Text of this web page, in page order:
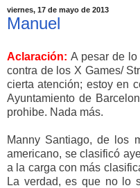
viernes, 17 de mayo de 2013
Manuel
Aclaración:A pesar de
contra de los X Games/
cierta atención; estoy en
Ayuntamiento de
prohibe. Nada más.
Manny Santiago, de los
americano, se clasificó
a la carga con más
La verdad, es que no lo